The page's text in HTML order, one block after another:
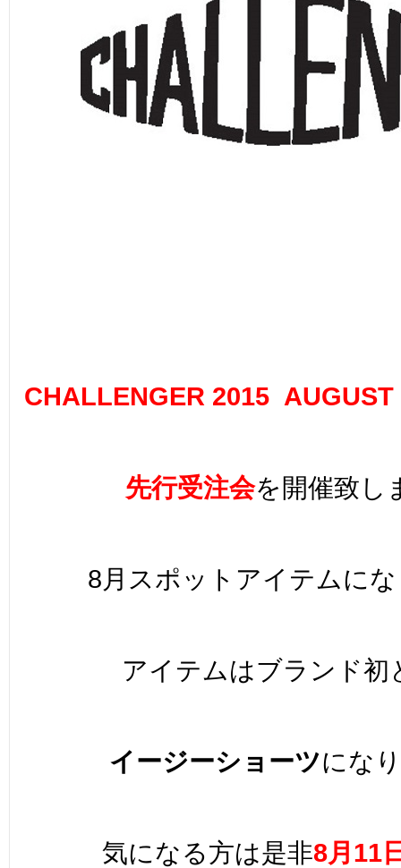
CHALLENGER 2015 AUGUST
先行受注会を開催致し
8月スポットアイテムに
アイテムはブランド初
イージーショーツにな
気になる方は是非8月11